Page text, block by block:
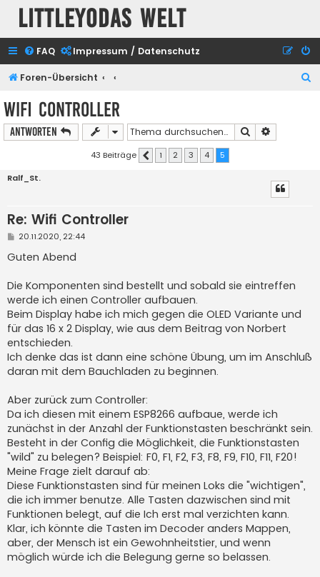
Littleyodas Welt
FAQ Impressum / Datenschutz
Foren-Übersicht
Wifi Controller
Antworten Suche
43 Beiträge Vorherige
1 2 3 4
5
Ralf_St.
Re: Wifi Controller
B
i
t
a
g
20.11.2020, 22:44
Guten Abend
Die Komponenten sind bestellt und sobald sie eintreffen
werde ich einen Controller aufbauen.
Beim Display habe ich mich gegen die OLED Variante und
für das 16 x 2 Display, wie aus dem Beitrag von Norbert
entschieden.
Ich denke das ist dann eine schöne Übung, um im Anschluß
daran mit dem Bauchladen zu beginnen.
Aber zurück zum Controller:
Da ich diesen mit einem ESP8266 aufbaue, werde ich
zunächst in der Anzahl der Funktionstasten beschränkt sein.
Besteht in der Config die Möglichkeit, die Funktionstasten
"wild" zu belegen? Beispiel: F0, F1, F2, F3, F8, F9, F10, F11, F20!
Meine Frage zielt darauf ab:
Diese Funktionstasten sind für meinen Loks die "wichtigen",
die ich immer benutze. Alle Tasten dazwischen sind mit
Funktionen belegt, auf die Ich erst mal verzichten kann.
Klar, ich könnte die Tasten im Decoder anders Mappen,
aber, der Mensch ist ein Gewohnheitstier, und wenn
möglich würde ich die Belegung gerne so belassen.